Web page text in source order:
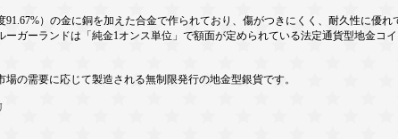
91.67%）の金に銅を加えた合金で作られており、傷がつきにくく、耐久性に優
ガーランドは「純金1オンス単位」で額面が定められている法定通貨型地金コ
の需要に応じて製造される無制限発行の地金型銀貨です。